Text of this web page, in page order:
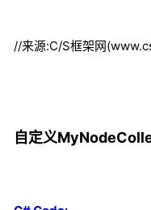
//来源:C/S框架网
自定义